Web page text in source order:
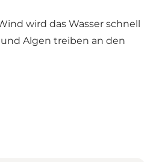
wird das Wasser schnell
Algen treiben an den